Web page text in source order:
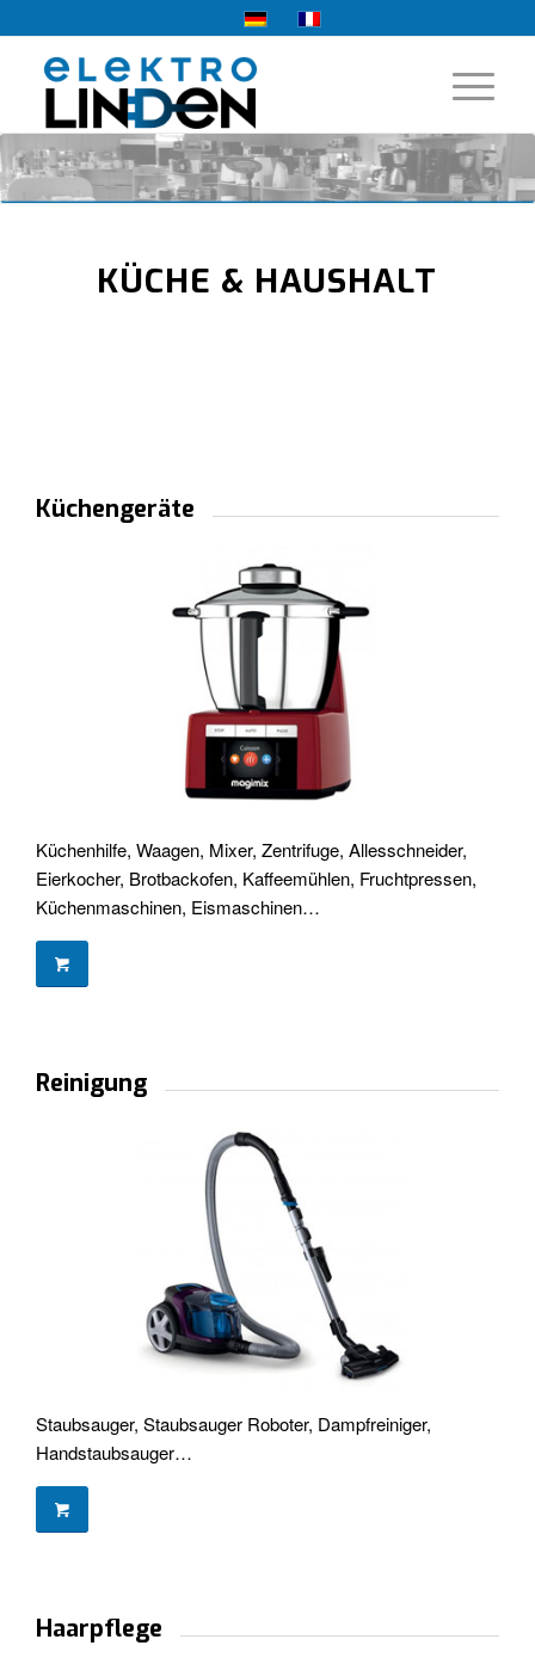
KÜCHE & HAUSHALT
Küchengeräte
Küchenhilfe, Waagen, Mixer, Zentrifuge, Allesschneider,
Eierkocher, Brotbackofen, Kaffeemühlen, Fruchtpressen,
Küchenmaschinen, Eismaschinen…
Reinigung
Staubsauger, Staubsauger Roboter, Dampfreiniger,
Handstaubsauger…
Haarpflege